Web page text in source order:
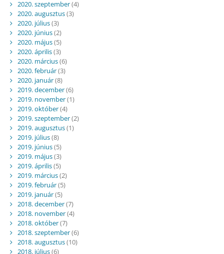
2020. szeptember(4)
2020. augusztus(3)
2020. július(3)
2020. június(2)
2020. május(5)
2020. április(3)
2020. március(6)
2020. február(3)
2020. január(8)
2019. december(6)
2019. november(1)
2019. október(4)
2019. szeptember(2)
2019. augusztus(1)
2019. július(8)
2019. június(5)
2019. május(3)
2019. április(5)
2019. március(2)
2019. február(5)
2019. január(5)
2018. december(7)
2018. november(4)
2018. október(7)
2018. szeptember(6)
2018. augusztus(10)
2018. július(6)